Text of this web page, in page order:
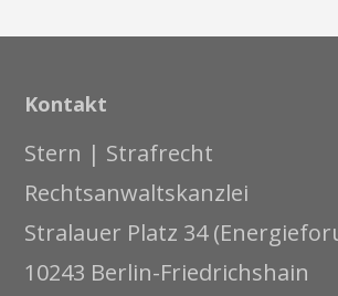
Kontakt
Stern | Strafrecht
Rechtsanwaltskanzlei
Stralauer Platz 34
10243 Berlin-Friedrichshain